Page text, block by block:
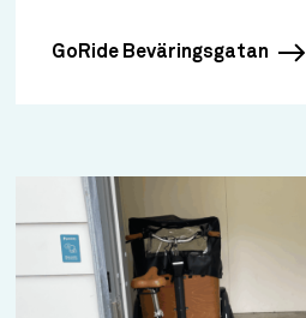
GoRide Beväringsgatan